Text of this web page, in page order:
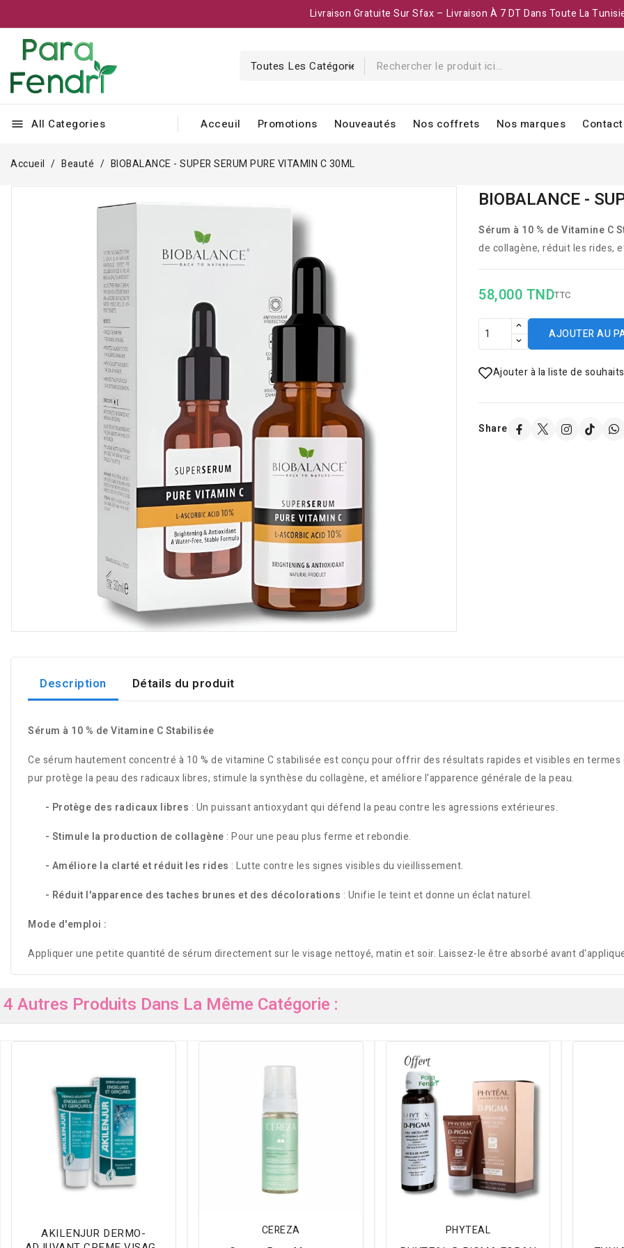
Livraison Gratuite Sur Sfax – Livraison À 7 DT Dans Toute La
menu All Categories Acceuil Promotions Nouveautés Nos coffrets Nos marques
Accueil Beauté BIOBALANCE - SUPER SERUM PURE VITAMIN C 30ML
BIOBALANCE -
Sérum à 10 % de Vitamine C
de collagène, réduit les rides,
58,000 TNDTTC
AJOUTER AU
Ajouter à la liste de souhaits
Share
Description Détails du produit
Sérum à 10 % de Vitamine C Stabilisée
Ce sérum hautement concentré à 10 % de vitamine C stabilisée est conçu pour offrir des résultats rapides et visibles en
pur protège la peau des radicaux libres, stimule la synthèse du collagène, et améliore l'apparence générale de la peau.
- Protège des radicaux libres : Un puissant antioxydant qui défend la peau contre les agressions extérieures.
- Stimule la production de collagène : Pour une peau plus ferme et rebondie.
- Améliore la clarté et réduit les rides : Lutte contre les signes visibles du vieillissement.
- Réduit l'apparence des taches brunes et des décolorations : Unifie le teint et donne un éclat naturel.
Mode d'emploi :
Appliquer une petite quantité de sérum directement sur le visage nettoyé, matin et soir. Laissez-le être absorbé avant
4 Autres Produits Dans La Même Catégorie :
AKILENJUR DERMO-
CEREZA PHYTEAL